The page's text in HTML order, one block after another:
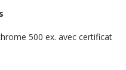
500 ex. avec certificat